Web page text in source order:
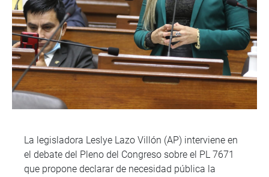
La legisladora Leslye Lazo Villón (AP) interviene en
el debate del Pleno del Congreso sobre el PL 7671
que propone declarar de necesidad pública la